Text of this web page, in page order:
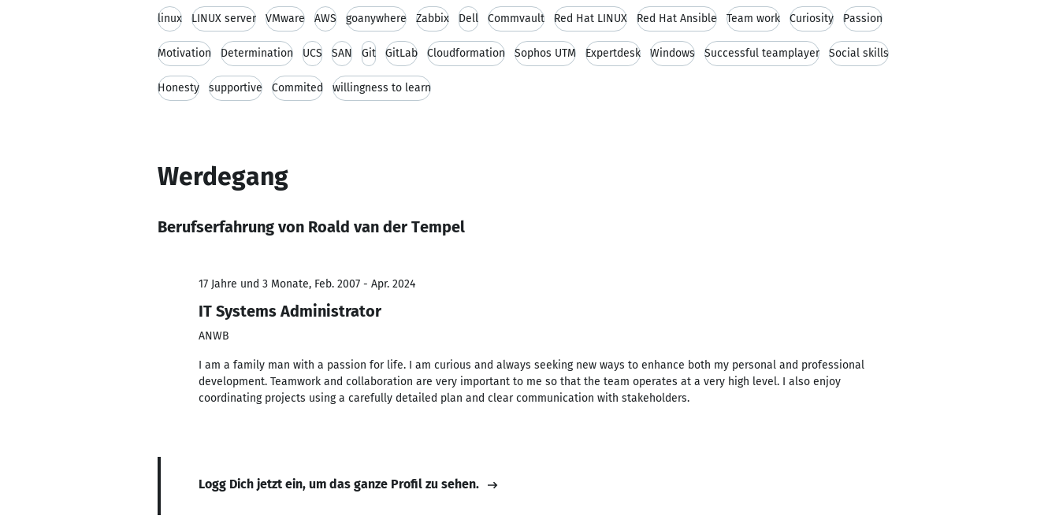
linux LINUX server VMware AWS goanywhere Zabbix Dell Commvault Red Hat LINUX Red Hat Ansible Team work Curiosity Passion
Motivation Determination UCS SAN Git GitLab Cloudformation Sophos UTM Expertdesk Windows Successful teamplayer Social skills
Honesty supportive Commited willingness to learn
Werdegang
Berufserfahrung von Roald van der Tempel
17 Jahre und 3 Monate, Feb. 2007 - Apr. 2024
IT Systems Administrator
ANWB
I am a family man with a passion for life. I am curious and always seeking new ways to enhance both my personal and professional
development. Teamwork and collaboration are very important to me so that the team operates at a very high level. I also enjoy
coordinating projects using a carefully detailed plan and clear communication with stakeholders.
Logg Dich jetzt ein, um das ganze Profil zu sehen.